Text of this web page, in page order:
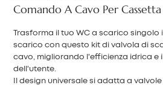
Comando A Cavo Per
Trasforma il tuo WC a scarico
scarico con questo kit di valvola di
cavo, migliorando l'efficienza idrica e
dell'utente.
Il design universale si adatta a